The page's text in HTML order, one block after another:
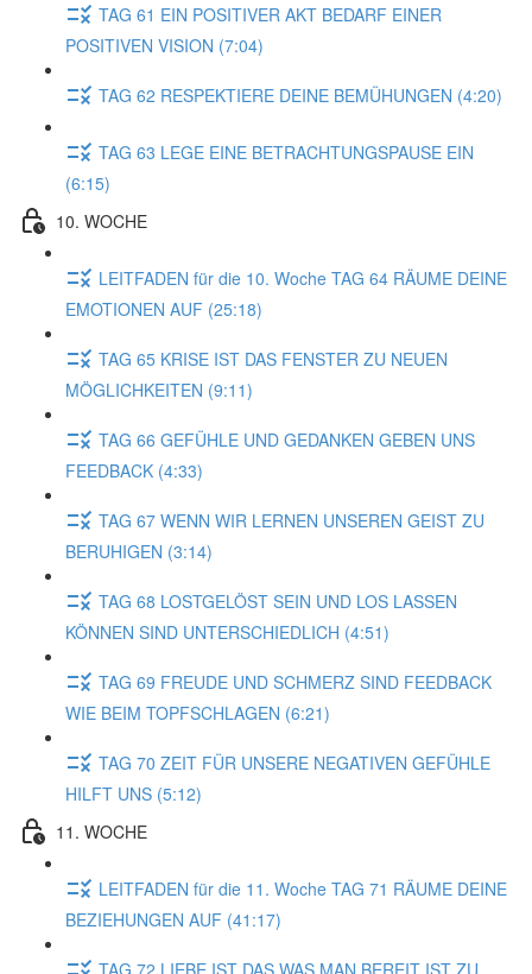
TAG 61 EIN POSITIVER AKT BEDARF EINER
POSITIVEN VISION (7:04)
TAG 62 RESPEKTIERE DEINE BEMÜHUNGEN (4:20)
TAG 63 LEGE EINE BETRACHTUNGSPAUSE EIN
(6:15)
10. WOCHE
LEITFADEN für die 10. Woche TAG 64 RÄUME DEINE
EMOTIONEN AUF (25:18)
TAG 65 KRISE IST DAS FENSTER ZU NEUEN
MÖGLICHKEITEN (9:11)
TAG 66 GEFÜHLE UND GEDANKEN GEBEN UNS
FEEDBACK (4:33)
TAG 67 WENN WIR LERNEN UNSEREN GEIST ZU
BERUHIGEN (3:14)
TAG 68 LOSTGELÖST SEIN UND LOS LASSEN
KÖNNEN SIND UNTERSCHIEDLICH (4:51)
TAG 69 FREUDE UND SCHMERZ SIND FEEDBACK
WIE BEIM TOPFSCHLAGEN (6:21)
TAG 70 ZEIT FÜR UNSERE NEGATIVEN GEFÜHLE
HILFT UNS (5:12)
11. WOCHE
LEITFADEN für die 11. Woche TAG 71 RÄUME DEINE
BEZIEHUNGEN AUF (41:17)
TAG 72 LIEBE IST DAS WAS MAN BEREIT IST ZU